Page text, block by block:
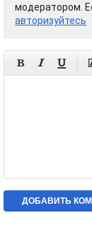
модератором.
авторизуйтесь
  